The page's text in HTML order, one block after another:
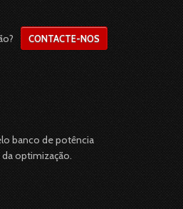
CONTACTE-NOS
banco de potência
optimização.